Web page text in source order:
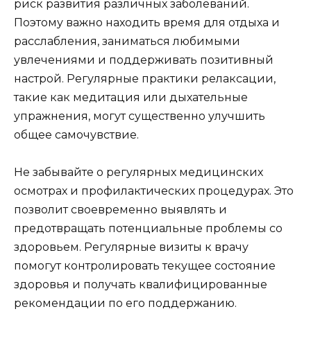
риск развития различных заболеваний.
Поэтому важно находить время для отдыха и
расслабления, заниматься любимыми
увлечениями и поддерживать позитивный
настрой. Регулярные практики релаксации,
такие как медитация или дыхательные
упражнения, могут существенно улучшить
общее самочувствие.
Не забывайте о регулярных медицинских
осмотрах и профилактических процедурах. Это
позволит своевременно выявлять и
предотвращать потенциальные проблемы со
здоровьем. Регулярные визиты к врачу
помогут контролировать текущее состояние
здоровья и получать квалифицированные
рекомендации по его поддержанию.